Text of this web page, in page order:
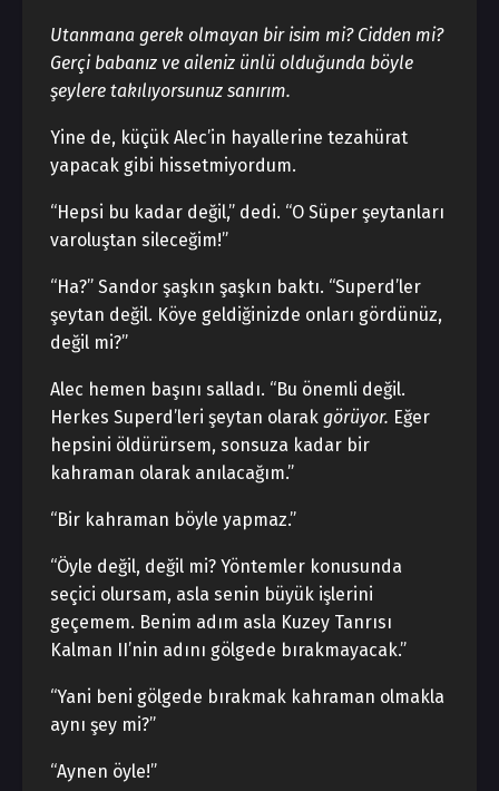
Utanmana gerek olmayan bir isim mi? Cidden mi?
Gerçi babanız ve aileniz ünlü olduğunda böyle
şeylere takılıyorsunuz sanırım.
Yine de, küçük Alec’in hayallerine tezahürat
yapacak gibi hissetmiyordum.
“Hepsi bu kadar değil,” dedi. “O Süper şeytanları
varoluştan sileceğim!”
“Ha?” Sandor şaşkın şaşkın baktı. “Superd’ler
şeytan değil. Köye geldiğinizde onları gördünüz,
değil mi?”
Alec hemen başını salladı. “Bu önemli değil.
Herkes Superd’leri şeytan olarak görüyor. Eğer
hepsini öldürürsem, sonsuza kadar bir
kahraman olarak anılacağım.”
“Bir kahraman böyle yapmaz.”
“Öyle değil, değil mi? Yöntemler konusunda
seçici olursam, asla senin büyük işlerini
geçemem. Benim adım asla Kuzey Tanrısı
Kalman II’nin adını gölgede bırakmayacak.”
“Yani beni gölgede bırakmak kahraman olmakla
aynı şey mi?”
“Aynen öyle!”